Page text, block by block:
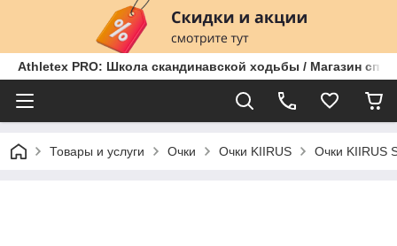
Athletex PRO: Школа скандинавской ходьбы / Магазин
Товары и услуги Очки Очки KIIRUS Очки KIIRUS